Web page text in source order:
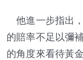
他進一步指出
的賠率不足以彌
的角度來看待黃